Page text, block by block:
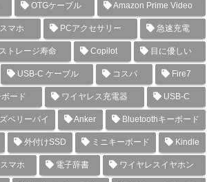
OTGケーブル Amazon Prime Video
マホ PCアクセサリー 急速充電
ストレージ寿命 Copilot 目に優しい
USB-C ケーブル コスパ Fire7
ード ワイヤレス充電器 USB-C
ベリーパイ Anker Bluetoothキーボード
外付けSSD ミニキーボード Kindle
マホ 電子辞書 ワイヤレスイヤホン